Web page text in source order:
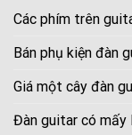
Các phím trên
Bán phụ kiện đàn
Giá một cây đàn
Đàn guitar có mấy